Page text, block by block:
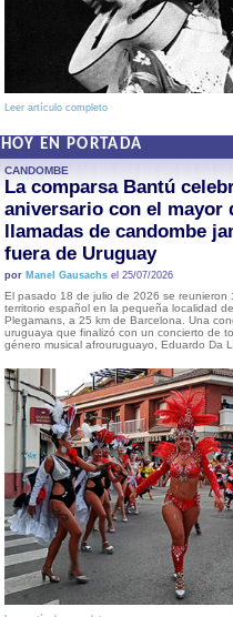
Leer artículo completo
HOY EN PORTADA
CANDOMBE
La comparsa Bantú
aniversario con el mayor
llamadas de candombe
fuera de Uruguay
por Manel Gausachsel 25/07/2026
El pasado 18 de julio de 2026 se reunieron
territorio español en la pequeña localidad
Plegamans, a 25 km de Barcelona. Una
uruguaya que finalizó con un concierto de
género musical afrouruguayo, Eduardo Da